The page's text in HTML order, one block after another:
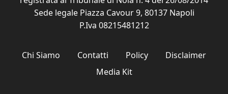
Sede legale Piazza Cavour 9, 80137 Napoli
P.Iva 08215481212
Chi Siamo Contatti Policy
Disclaimer
Media Kit